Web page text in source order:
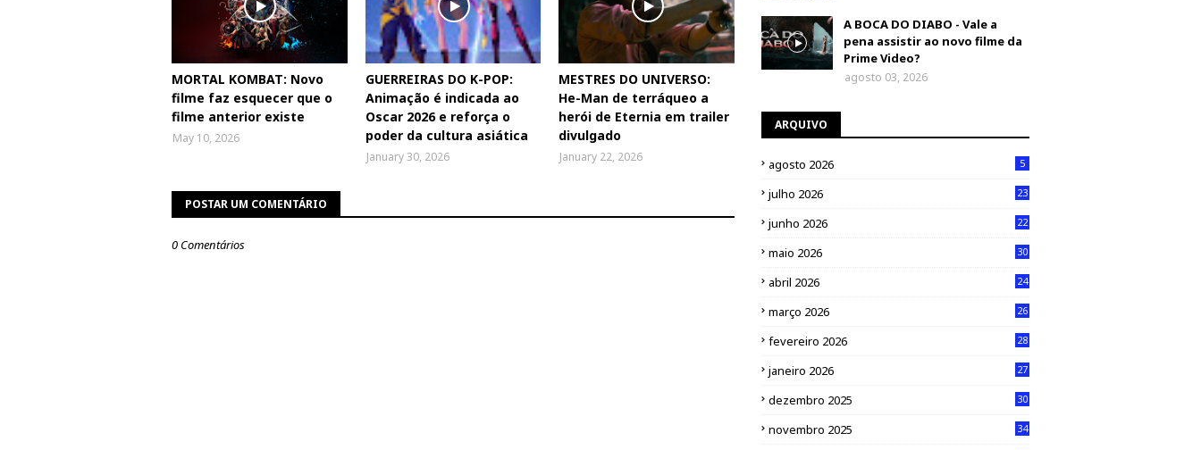
MORTAL KOMBAT: Novo
filme faz esquecer que o
filme anterior existe
May 10, 2026
GUERREIRAS DO K-POP:
Animação é indicada ao
Oscar 2026 e reforça o
poder da cultura asiática
January 30, 2026
MESTRES DO UNIVERSO:
He-Man de terráqueo a
herói de Eternia em trailer
divulgado
January 22, 2026
POSTAR UM COMENTÁRIO
0 Comentários
A BOCA DO DIABO - Vale a
pena assistir ao novo filme da
Prime Video?
agosto 03, 2026
ARQUIVO
agosto 2026 5
julho 2026 23
junho 2026 22
maio 2026 30
abril 2026 24
março 2026 26
fevereiro 2026 28
janeiro 2026 27
dezembro 2025 30
novembro 2025 34